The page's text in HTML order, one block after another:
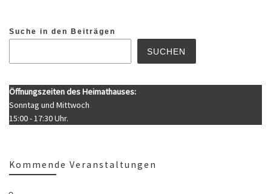
Suche in den Beiträgen
SUCHEN
Öffnungszeiten des Heimathauses:
Sonntag und Mittwoch
15:00 - 17:30 Uhr.
Kommende Veranstaltungen